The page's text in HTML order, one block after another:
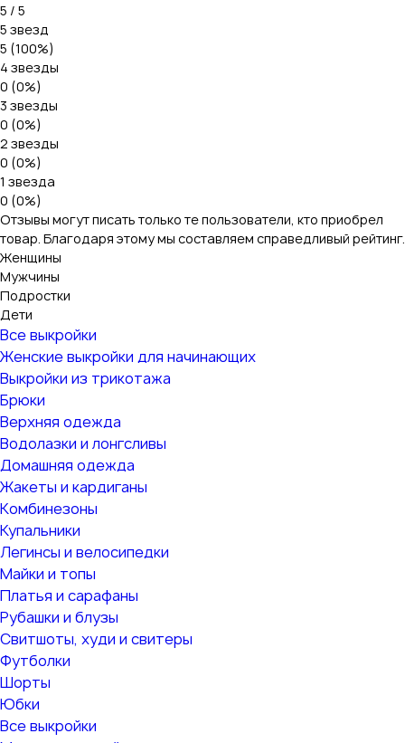
5 / 5
5 звезд
5 (100%)
4 звезды
0 (0%)
3 звезды
0 (0%)
2 звезды
0 (0%)
1 звезда
0 (0%)
Отзывы могут писать только те пользователи, кто приобрел
товар. Благодаря этому мы составляем справедливый рейтинг.
Женщины
Мужчины
Подростки
Дети
Все выкройки
Женские выкройки для начинающих
Выкройки из трикотажа
Брюки
Верхняя одежда
Водолазки и лонгсливы
Домашняя одежда
Жакеты и кардиганы
Комбинезоны
Купальники
Легинсы и велосипедки
Майки и топы
Платья и сарафаны
Рубашки и блузы
Свитшоты, худи и свитеры
Футболки
Шорты
Юбки
Все выкройки